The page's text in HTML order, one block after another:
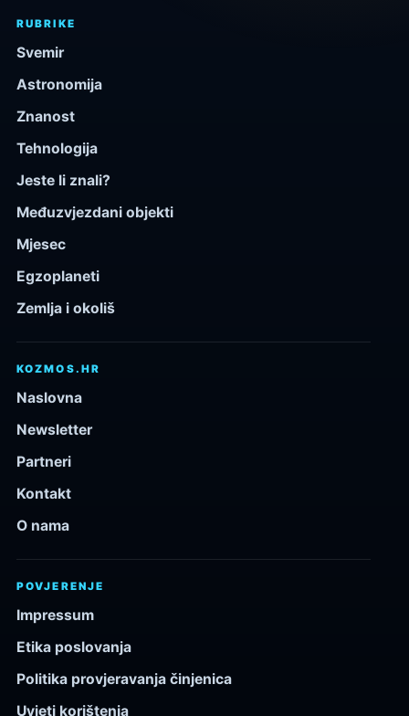
RUBRIKE
Svemir
Astronomija
Znanost
Tehnologija
Jeste li znali?
Međuzvjezdani objekti
Mjesec
Egzoplaneti
Zemlja i okoliš
KOZMOS.HR
Naslovna
Newsletter
Partneri
Kontakt
O nama
POVJERENJE
Impressum
Etika poslovanja
Politika provjeravanja činjenica
Uvjeti korištenja